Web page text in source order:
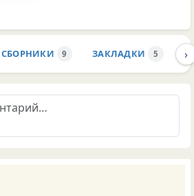
СБОРНИКИ 9 ЗАКЛАДКИ 5 ›